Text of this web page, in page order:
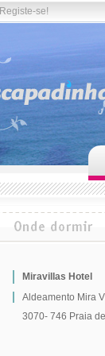
Registe-se!
Miravillas Hotel
Aldeamento Mira
3070- 746 Praia